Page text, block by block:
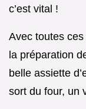
c’est vital !
Avec toutes
la préparation
belle assiette
sort du four, un